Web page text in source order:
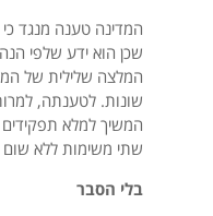
המדינה טענה מנגד
שכן הוא ידע שלפי
המלצה שלילית של
שונות. לטענתה,
המשיך למלא
שתי משימות ללא
בלי הסבר